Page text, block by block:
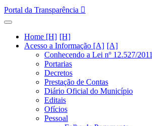
Portal da Transparência
Home [H]
Acesso a Informação [A]
Conhecendo a Lei nº 12.527/2011
Portarias
Decretos
Prestação de Contas
Diário Oficial do Município
Editais
Ofícios
Pessoal